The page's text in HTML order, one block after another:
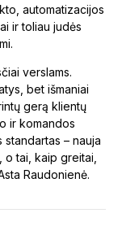
automatizacijos
ir toliau judės
verslams.
bet išmaniai
gerą klientų
ir komandos
– nauja
tai, kaip greitai,
Raudonienė.